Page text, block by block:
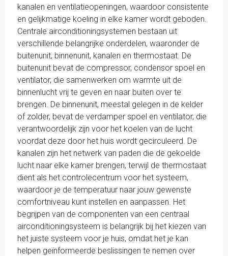
kanalen en ventilatieopeningen, waardoor consistente
en gelijkmatige koeling in elke kamer wordt geboden.
Centrale airconditioningsystemen bestaan uit
verschillende belangrijke onderdelen, waaronder de
buitenunit, binnenunit, kanalen en thermostaat. De
buitenunit bevat de compressor, condensor spoel en
ventilator, die samenwerken om warmte uit de
binnenlucht vrij te geven en naar buiten over te
brengen. De binnenunit, meestal gelegen in de kelder
of zolder, bevat de verdamper spoel en ventilator, die
verantwoordelijk zijn voor het koelen van de lucht
voordat deze door het huis wordt gecirculeerd. De
kanalen zijn het netwerk van paden die de gekoelde
lucht naar elke kamer brengen, terwijl de thermostaat
dient als het controlecentrum voor het systeem,
waardoor je de temperatuur naar jouw gewenste
comfortniveau kunt instellen en aanpassen. Het
begrijpen van de componenten van een centraal
airconditioningsysteem is belangrijk bij het kiezen van
het juiste systeem voor je huis, omdat het je kan
helpen geïnformeerde beslissingen te nemen over